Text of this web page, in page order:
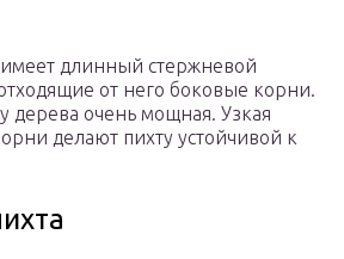
длинный стержневой
от него боковые корни.
дерева очень мощная. Узкая
делают пихту устойчивой к